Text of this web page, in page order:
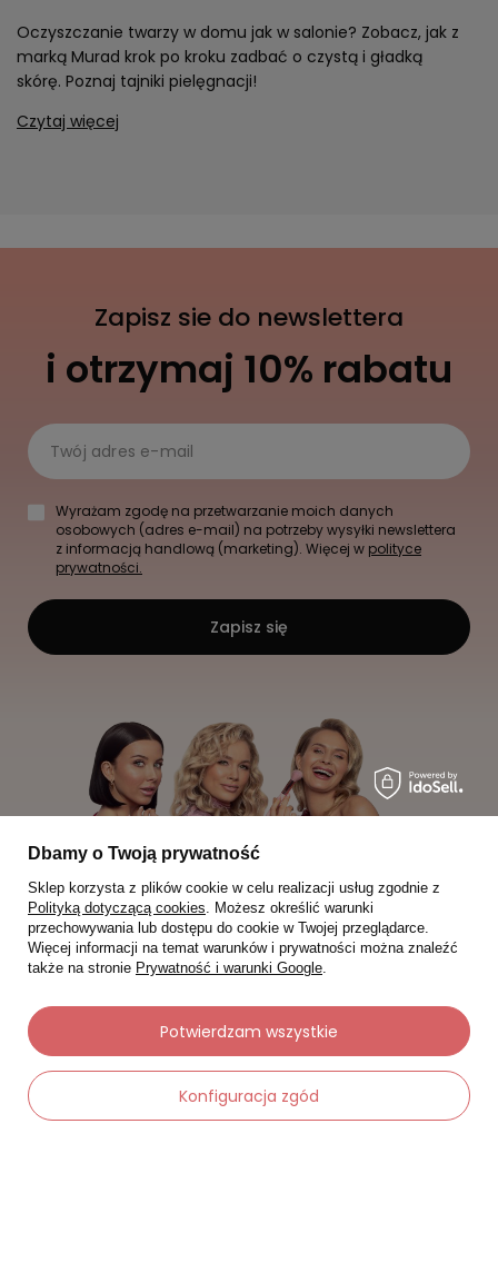
Oczyszczanie twarzy w domu jak w salonie? Zobacz, jak z
marką Murad krok po kroku zadbać o czystą i gładką
skórę. Poznaj tajniki pielęgnacji!
Czytaj więcej
Zapisz sie do newslettera
i otrzymaj 10% rabatu
Twój adres e-mail
Wyrażam zgodę na przetwarzanie moich danych
osobowych (adres e-mail) na potrzeby wysyłki newslettera
z informacją handlową (marketing). Więcej w polityce
prywatności.
Zapisz się
Moje zamówienia
Status zamówienia
Śledzenie przesyłki
Dbamy o Twoją prywatność
Sklep korzysta z plików cookie w celu realizacji usług zgodnie z
Polityką dotyczącą cookies. Możesz określić warunki
przechowywania lub dostępu do cookie w Twojej przeglądarce.
Więcej informacji na temat warunków i prywatności można znaleźć
także na stronie Prywatność i warunki Google.
Konfiguracja zgód
Potwierdzam wszystkie